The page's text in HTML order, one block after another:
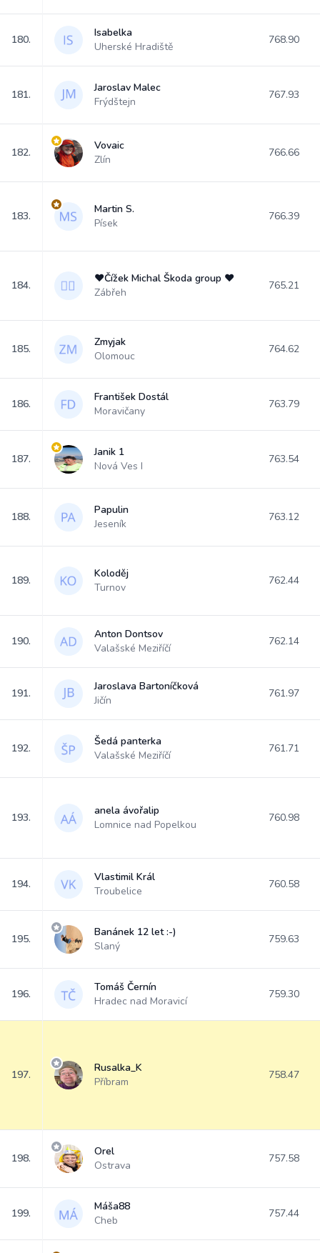
180.
Isabelka
Uherské Hradiště
768.90
181.
Jaroslav Malec
Frýdštejn
767.93
182.
Vovaic
Zlín
766.66
183.
Martin S.
Písek
766.39
184.
♥️Čížek Michal Škoda group ♥️
Zábřeh
765.21
185.
Zmyjak
Olomouc
764.62
186.
František Dostál
Moravičany
763.79
187.
Janik 1
Nová Ves I
763.54
188.
Papulin
Jeseník
763.12
189.
Koloděj
Turnov
762.44
190.
Anton Dontsov
Valašské Meziříčí
762.14
191.
Jaroslava Bartoníčková
Jičín
761.97
192.
Šedá panterka
Valašské Meziříčí
761.71
193.
anela ávořalip
Lomnice nad Popelkou
760.98
194.
Vlastimil Král
Troubelice
760.58
195.
Banánek 12 let :-)
Slaný
759.63
196.
Tomáš Černín
Hradec nad Moravicí
759.30
197.
Rusalka_K
Příbram
758.47
198.
Orel
Ostrava
757.58
199.
Máša88
Cheb
757.44